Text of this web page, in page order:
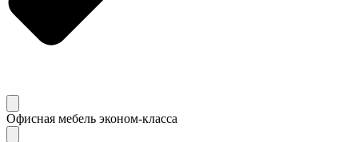
Офисная мебель эконом-класса